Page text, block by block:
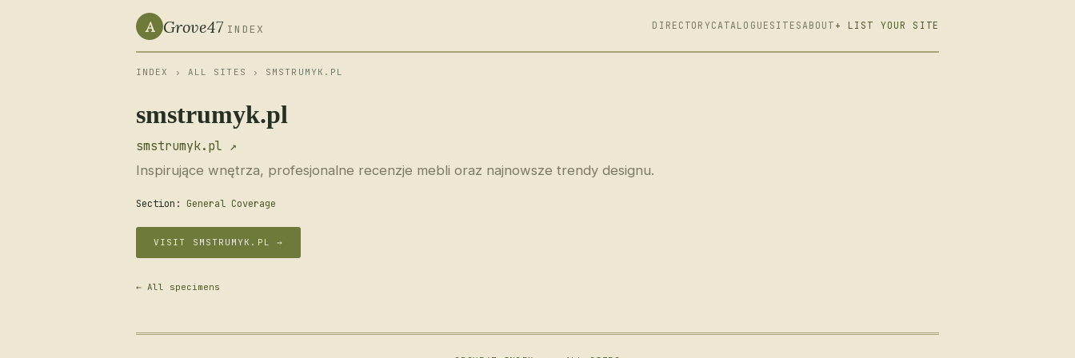
A Grove47 INDEX DIRECTORYCATALOGUE SITESABOUT + LIST YOUR SITE
INDEX › ALL SITES › SMSTRUMYK.PL
smstrumyk.pl
smstrumyk.pl ↗
Inspirujące wnętrza, profesjonalne recenzje mebli oraz najnowsze trendy designu.
Section: General Coverage
VISIT SMSTRUMYK.PL →
← All specimens